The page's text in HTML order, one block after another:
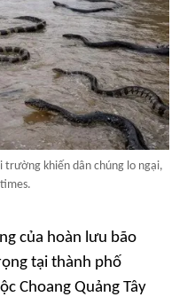
khiến dân chúng lo ngại,
của hoàn lưu bão
tại thành phố
Choang Quảng Tây